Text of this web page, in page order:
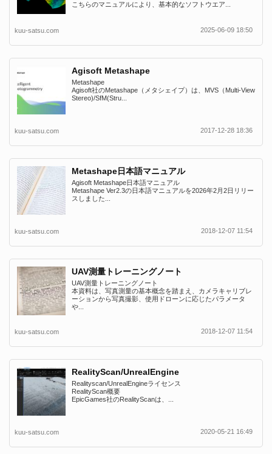
こちらのマニュアルにより、基本的なソフトウエア...
kuu-satsu.com 2025-06-09 18:50
Agisoft Metashape
Metashape
Agisoft社のMetashape（メタシェイプ）は、MVS（Multi-View
Stereo)/SfM(Stru...
kuu-satsu.com 2017-12-28 18:36
Metashape日本語マニュアル
Agisoft Metashape日本語マニュアル
Metashape Ver2.3の日本語マニュアルを2026年2月2日リリー
スしました...
kuu-satsu.com 2018-12-07 11:54
UAV測量トレーニングノート
UAV測量トレーニングノート
本資料は、写真測量の基本概念を踏まえ、カメラキャリブレ
ーションから写真撮影、使用ドローンに応じたパラメータ
や...
kuu-satsu.com 2018-12-07 11:54
RealityScan/UnrealEngine
Realityscan/UnrealEngineライセンス
RealityScan概要
EpicGames社のRealityScanは、...
kuu-satsu.com 2020-05-21 16:49